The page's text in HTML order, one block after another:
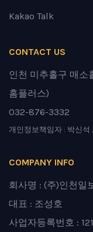
Kakao Talk
CONTACT US
인천 미추홀구 매소
홈플러스)
032-876-3332
개인정보책임자 : 박신
COMPANY INFO
회사명 : (주)인천일
대표 : 조성호
사업자등록번호 :